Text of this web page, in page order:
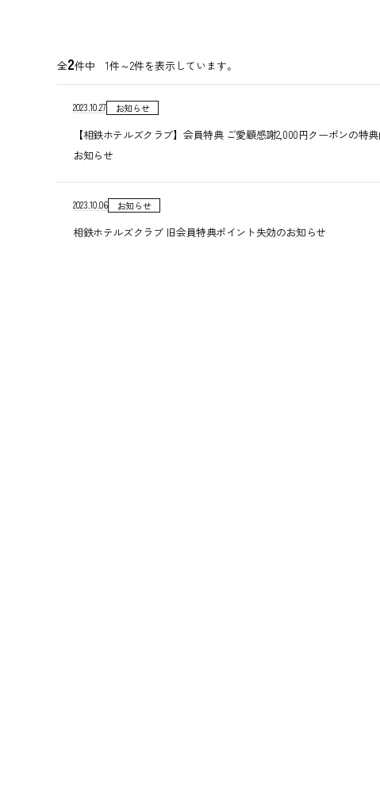
全2件中 1件～2件を表示しています。
2023.10.27 お知らせ
【相鉄ホテルズクラブ】会員特典 ご愛顧感謝2,000円クーポンの特
お知らせ
2023.10.06 お知らせ
相鉄ホテルズクラブ 旧会員特典ポイント失効のお知らせ